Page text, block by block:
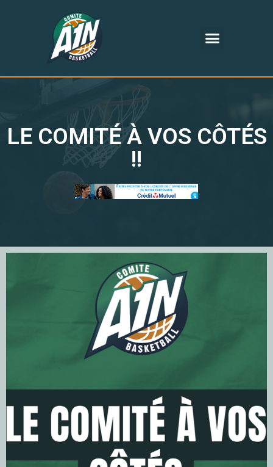
LE COMITÉ À VOS CÔTÉS
!!